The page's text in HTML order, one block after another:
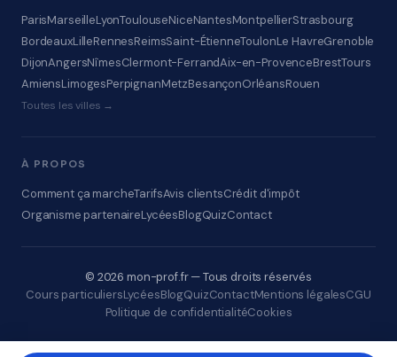
ParisMarseilleLyonToulouseNiceNantesMontpellierStrasbourg
BordeauxLilleRennesReimsSaint-ÉtienneToulonLe HavreGrenoble
DijonAngersNîmesClermont-FerrandAix-en-ProvenceBrestTours
AmiensLimogesPerpignanMetzBesançonOrléansRouen
Toutes les villes →
À PROPOS
Comment ça marcheTarifsAvis clientsCrédit d'impôt
Organisme partenaireLycéesBlogQuizContact
© 2026 mon-prof.fr — Tous droits réservés
Cours particuliersLycéesBlogQuizContactMentions légalesCGU
Politique de confidentialitéCookies